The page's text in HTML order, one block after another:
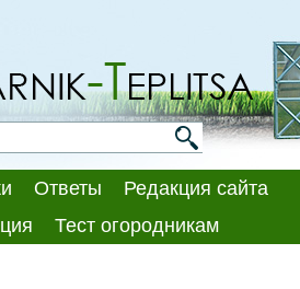
Ответы
Редакция сайта
Тест огородникам